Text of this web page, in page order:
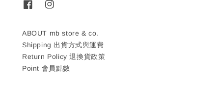
ABOUT mb store & co.
Shipping 出貨方式與運費
Return Policy 退換貨政策
Point 會員點數